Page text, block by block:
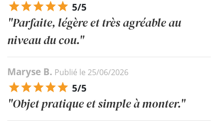
5/5
"Parfaite, légère et très agréable au
niveau du cou."
Maryse B. Publié le 25/06/2026
5/5
"Objet pratique et simple à monter."